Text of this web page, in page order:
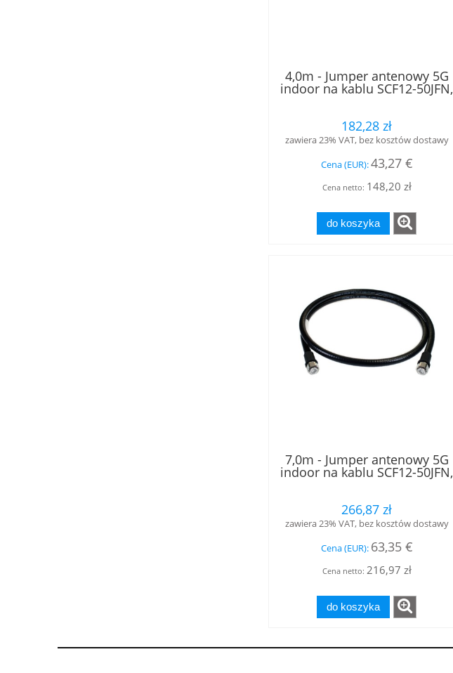
4,0m - Jumper antenowy 5G
indoor na kablu SCF12-50JFN,
w klasie B2ca, złącza 4.3-10
PIM, RFS
182,28 zł
zawiera 23% VAT, bez kosztów dostawy
Cena (EUR):43,27 €
Cena netto: 148,20 zł
do koszyka
7,0m - Jumper antenowy 5G
indoor na kablu SCF12-50JFN,
w klasie B2ca, złącza 4.3-10
PIM, RFS
266,87 zł
zawiera 23% VAT, bez kosztów dostawy
Cena (EUR): 63,35 €
Cena netto: 216,97 zł
do koszyka